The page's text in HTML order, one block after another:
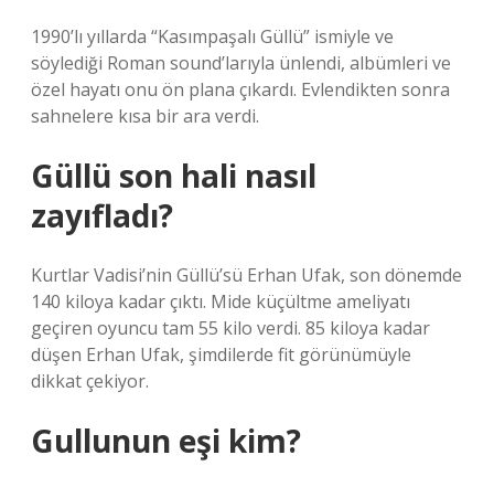
1990’lı yıllarda “Kasımpaşalı Güllü” ismiyle ve
söylediği Roman sound’larıyla ünlendi, albümleri ve
özel hayatı onu ön plana çıkardı. Evlendikten sonra
sahnelere kısa bir ara verdi.
Güllü son hali nasıl
zayıfladı?
Kurtlar Vadisi’nin Güllü’sü Erhan Ufak, son dönemde
140 kiloya kadar çıktı. Mide küçültme ameliyatı
geçiren oyuncu tam 55 kilo verdi. 85 kiloya kadar
düşen Erhan Ufak, şimdilerde fit görünümüyle
dikkat çekiyor.
Gullunun eşi kim?